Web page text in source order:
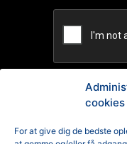
cookies
For at give dig de bedste